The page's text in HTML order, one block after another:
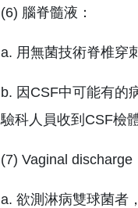
(6) 腦脊髓液：
a. 用無菌技術脊椎穿
b. 因CSF中可能有的
驗科人員收到CSF檢
(7) Vaginal discharge
a. 欲測淋病雙球菌者